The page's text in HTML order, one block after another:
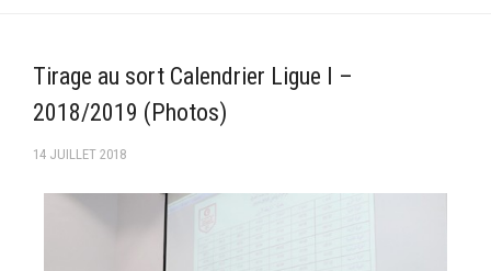
Tirage au sort Calendrier Ligue I –
2018/2019 (Photos)
14 JUILLET 2018